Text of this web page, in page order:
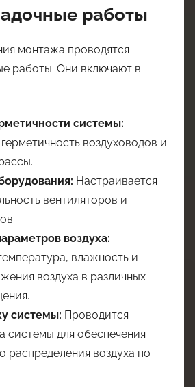
работы
монтажа проводятся
работы. Они включают в
системы:
воздуховодов и
Настраивается
вентиляторов и
воздуха:
влажность и
воздуха в различных
системы: Проводится
системы для обеспечения
распределения воздуха по